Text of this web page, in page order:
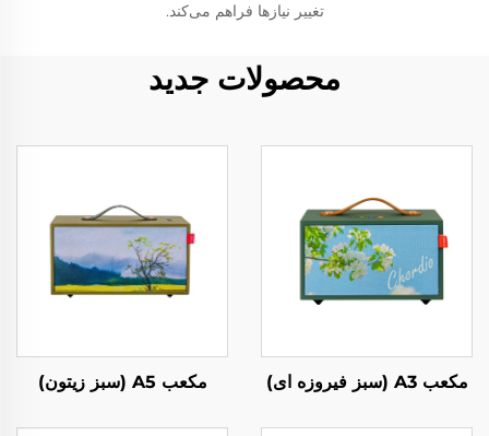
تغییر نیازها فراهم می‌کند.
محصولات جدید
مکعب A3 (سبز فیروزه ای) مکعب A5 (سبز زیتون)